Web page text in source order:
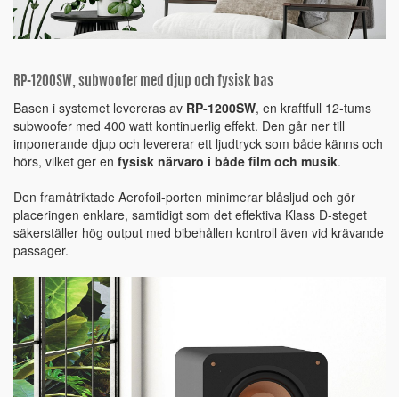
RP-1200SW, subwoofer med djup och fysisk bas
Basen i systemet levereras av RP-1200SW, en kraftfull 12-tums
subwoofer med 400 watt kontinuerlig effekt. Den går ner till
imponerande djup och levererar ett ljudtryck som både känns och
hörs, vilket ger en fysisk närvaro i både film och musik.
Den framåtriktade Aerofoil-porten minimerar blåsljud och gör
placeringen enklare, samtidigt som det effektiva Klass D-steget
säkerställer hög output med bibehållen kontroll även vid krävande
passager.